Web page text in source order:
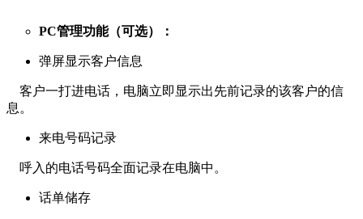
PC管理功能（可选）：
弹屏显示客户信息
客户一打进电话，电脑立即显示出先前记录的该客户的信
息。
来电号码记录
呼入的电话号码全面记录在电脑中。
话单储存